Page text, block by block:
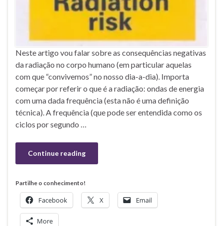
Neste artigo vou falar sobre as consequências negativas
da radiação no corpo humano (em particular aquelas
com que “convivemos” no nosso dia-a-dia). Importa
começar por referir o que é a radiação: ondas de energia
com uma dada frequência (esta não é uma definição
técnica). A frequência (que pode ser entendida como os
ciclos por segundo …
Continue reading
Partilhe o conhecimento!
Facebook X Email
More